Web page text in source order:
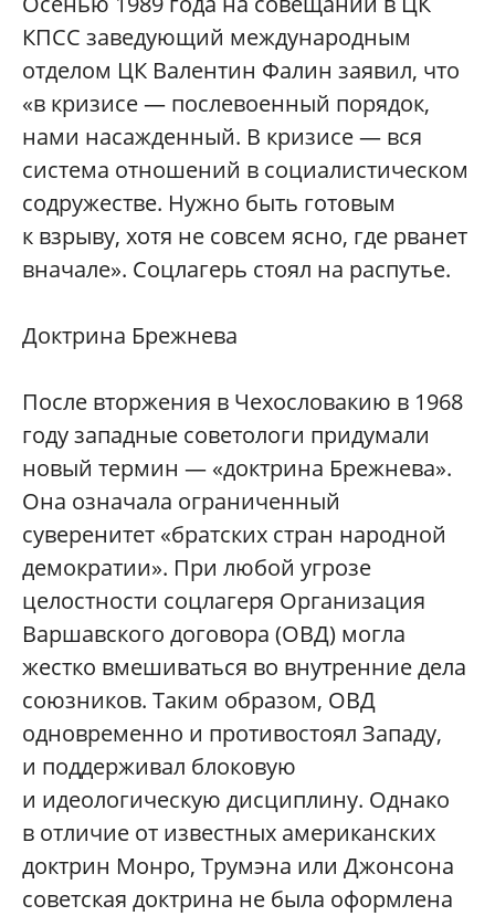
КПСС заведующий международным
отделом ЦК Валентин Фалин заявил, что
«в кризисе — послевоенный порядок,
нами насажденный. В кризисе — вся
система отношений в социалистическом
содружестве. Нужно быть готовым
к взрыву, хотя не совсем ясно, где рванет
вначале». Соцлагерь стоял на распутье.
Доктрина Брежнева
После вторжения в Чехословакию в 1968
году западные советологи придумали
новый термин — «доктрина Брежнева».
Она означала ограниченный
суверенитет «братских стран народной
демократии». При любой угрозе
целостности соцлагеря Организация
Варшавского договора (ОВД) могла
жестко вмешиваться во внутренние дела
союзников. Таким образом, ОВД
одновременно и противостоял Западу,
и поддерживал блоковую
и идеологическую дисциплину. Однако
в отличие от известных американских
доктрин Монро, Трумэна или Джонсона
советская доктрина не была оформлена